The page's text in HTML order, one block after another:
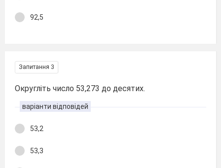
92,5
Запитання 3
Округліть число 53,273 до десятих.
варіанти відповідей
53,2
53,3